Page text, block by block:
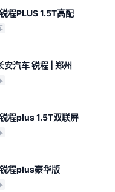
程PLUS 1.5T高配
汽车 锐程 | 郑州
程plus 1.5T双联屏
程plus豪华版